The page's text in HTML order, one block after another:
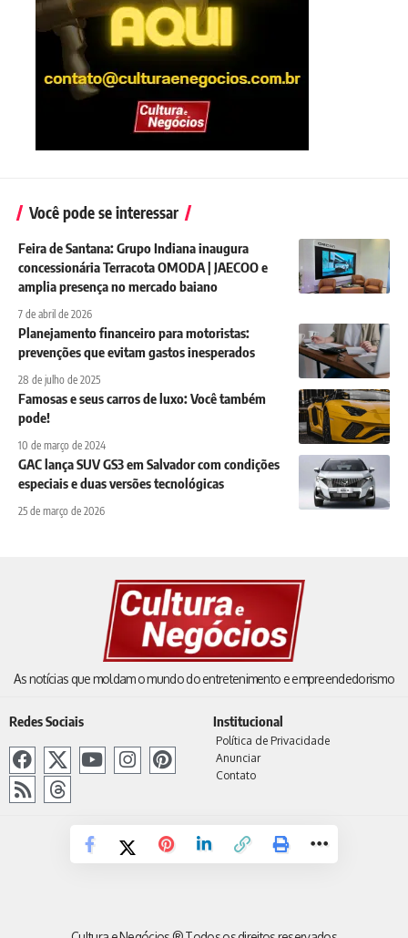
Você pode se interessar
Feira de Santana: Grupo Indiana inaugura
concessionária Terracota OMODA | JAECOO e
amplia presença no mercado baiano
7 de abril de 2026
Planejamento financeiro para motoristas:
prevenções que evitam gastos inesperados
28 de julho de 2025
Famosas e seus carros de luxo: Você também
pode!
10 de março de 2024
GAC lança SUV GS3 em Salvador com condições
especiais e duas versões tecnológicas
25 de março de 2026
As notícias que moldam o mundo do entretenimento e empreendedorismo
Redes Sociais Institucional
Política de Privacidade
Anunciar
Contato